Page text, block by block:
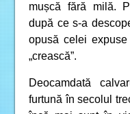
mușcă fără milă.
după ce s-a
opusă celei
„crească”.
Deocamdată
furtună în secolul